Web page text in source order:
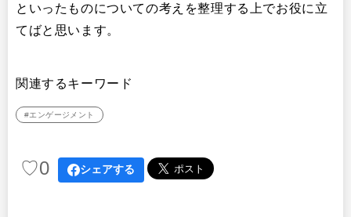
といったものについての考えを整理する上でお役に立
てばと思います。
関連するキーワード
#エンゲージメント
♡0 シェアする